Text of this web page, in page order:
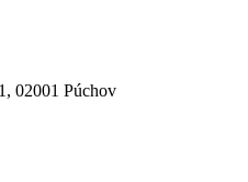
02001 Púchov